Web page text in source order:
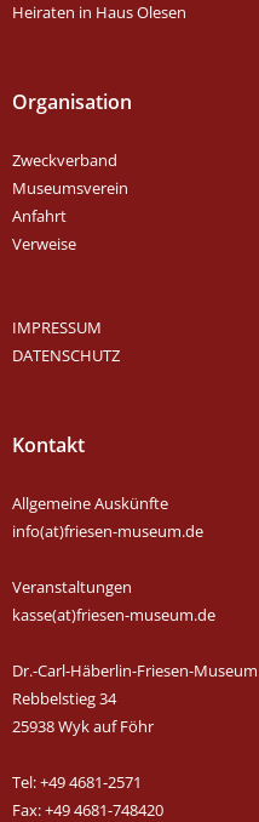
Heiraten in Haus Olesen
Organisation
Zweckverband
Museumsverein
Anfahrt
Verweise
IMPRESSUM
DATENSCHUTZ
Kontakt
Allgemeine Auskünfte
info(at)friesen-museum.de
Veranstaltungen
kasse(at)friesen-museum.de
Dr.-Carl-Häberlin-Friesen-Museum
Rebbelstieg 34
25938 Wyk auf Föhr
Tel: +49 4681-2571
Fax: +49 4681-748420